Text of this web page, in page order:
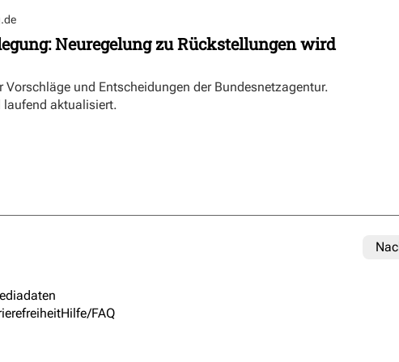
Neuregelung zu Rückstellungen wird
Vorschläge und Entscheidungen der Bundesnetzagentur.
laufend aktualisiert.
Hilfe/FAQ